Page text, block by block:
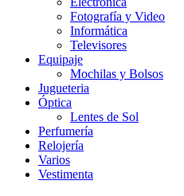
Fotografía y Video
Informática
Televisores
Equipaje
Mochilas y Bolsos
Jugueteria
Óptica
Lentes de Sol
Perfumería
Relojería
Varios
Vestimenta